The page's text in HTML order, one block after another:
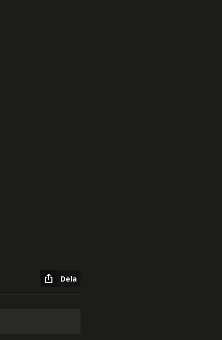
Dela